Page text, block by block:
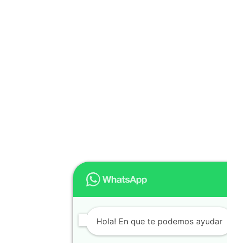
Hola! En que te podemos ayudar